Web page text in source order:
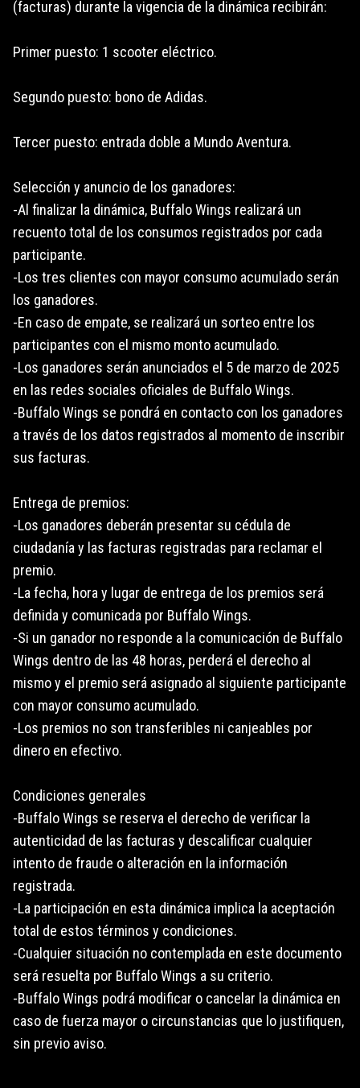
(facturas) durante la vigencia de la dinámica recibirán:
Primer puesto: 1 scooter eléctrico.
Segundo puesto: bono de Adidas.
Tercer puesto: entrada doble a Mundo Aventura.
Selección y anuncio de los ganadores:
-Al finalizar la dinámica, Buffalo Wings realizará un
recuento total de los consumos registrados por cada
participante.
-Los tres clientes con mayor consumo acumulado serán
los ganadores.
-En caso de empate, se realizará un sorteo entre los
participantes con el mismo monto acumulado.
-Los ganadores serán anunciados el 5 de marzo de 2025
en las redes sociales oficiales de Buffalo Wings.
-Buffalo Wings se pondrá en contacto con los ganadores
a través de los datos registrados al momento de inscribir
sus facturas.
Entrega de premios:
-Los ganadores deberán presentar su cédula de
ciudadanía y las facturas registradas para reclamar el
premio.
-La fecha, hora y lugar de entrega de los premios será
definida y comunicada por Buffalo Wings.
-Si un ganador no responde a la comunicación de Buffalo
Wings dentro de las 48 horas, perderá el derecho al
mismo y el premio será asignado al siguiente participante
con mayor consumo acumulado.
-Los premios no son transferibles ni canjeables por
dinero en efectivo.
Condiciones generales
-Buffalo Wings se reserva el derecho de verificar la
autenticidad de las facturas y descalificar cualquier
intento de fraude o alteración en la información
registrada.
-La participación en esta dinámica implica la aceptación
total de estos términos y condiciones.
-Cualquier situación no contemplada en este documento
será resuelta por Buffalo Wings a su criterio.
-Buffalo Wings podrá modificar o cancelar la dinámica en
caso de fuerza mayor o circunstancias que lo justifiquen,
sin previo aviso.